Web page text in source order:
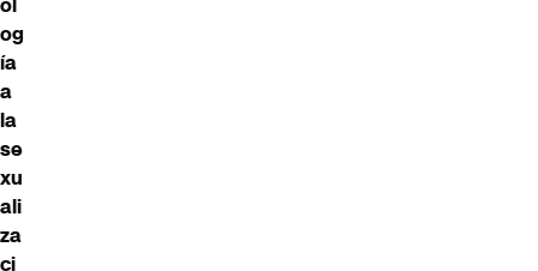
og
ía
a
la
se
xu
ali
za
ci